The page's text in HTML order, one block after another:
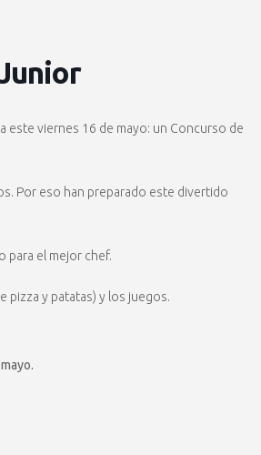
este viernes 16 de mayo: un Concurso de
Por eso han preparado este divertido
para el mejor chef.
pizza y patatas) y los juegos.